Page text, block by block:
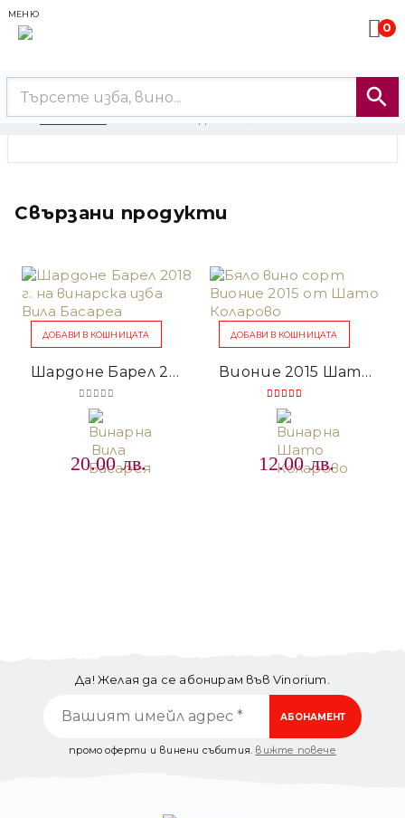
МЕНЮ
0
БЯЛО ВИНО МОРГЕНТАУ ЕДЕЛ 2016 ФОУР ФРЕНДС
Свързани продукти
ДОБАВИ В КОШНИЦАТА
Шардоне Барел 2018
out of 5
20.00лв.
ДОБАВИ В КОШНИЦАТА
Вионие 2015 Шато Коларово
5.00
12.00лв.
Да! Желая да се абонирам във Vinorium.
промо оферти и винени събития. вижте повече